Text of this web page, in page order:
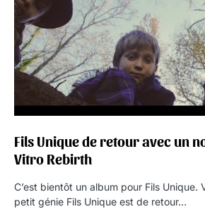
Fils Unique de retour avec un
Vitro Rebirth
C’est bientôt un album pour Fils Unique.
petit génie Fils Unique est de retour…